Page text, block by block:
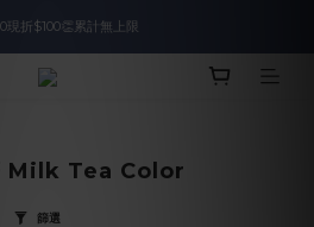
即領$888購物金🙌
現折$100👏累計無上限
即領$888購物金🙌
Milk Tea Color
篩選